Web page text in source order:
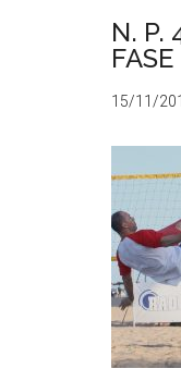
N. P.
15/11/